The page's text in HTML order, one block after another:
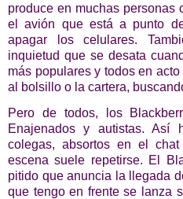
produce en muchas personas
el avión que está a punto
apagar los celulares.
inquietud que se desata
más populares y todos en
al bolsillo o la cartera,
Pero de todos, los
Enajenados y autistas.
colegas, absortos en el
escena suele repetirse. El
pitido que anuncia la llegada
que tengo en frente se lanza